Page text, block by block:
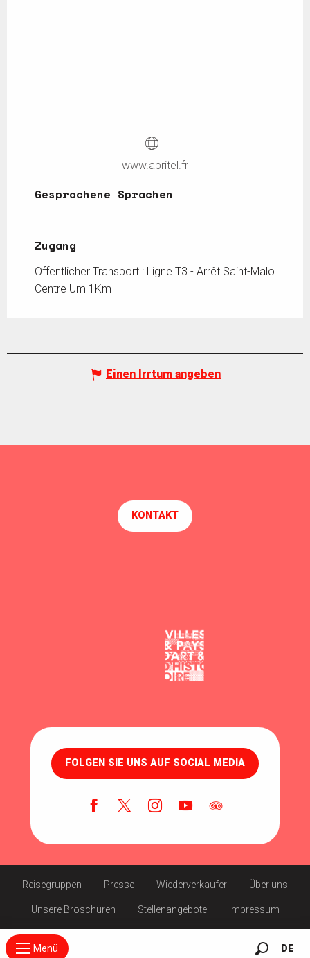
Menü DE
www.abritel.fr
Gesprochene Sprachen
Gesprochene Sprachen
Zugang
Zugang
Öffentlicher Transport : Ligne T3 - Arrêt Saint-Malo
Centre Um 1Km
Einen Irrtum angeben
KONTAKT
FOLGEN SIE UNS AUF SOCIAL MEDIA
Reisegruppen Presse Wiederverkäufer Über uns
Unsere Broschüren Stellenangebote Impressum